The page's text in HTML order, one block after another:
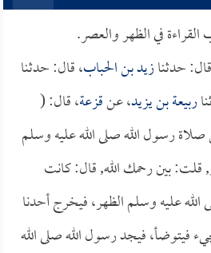
في الظهر والعصر.
حدثنازيد بن الحباب، قال: حدثنا
ربيعة بن يزيد، عنقزعة، قال: (
رسول الله صلى الله عليه وسلم
بين رحمك الله, قال: كانت
الله عليه وسلم الظهر، فيخرج أحدنا
فيتوضأ، فيجد رسول الله صلى الله